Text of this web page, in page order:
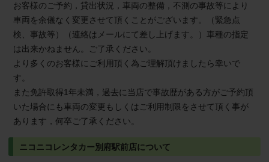
お客様のご予約，貸出状況，車両の整備，不測の事故等により
車両を余儀なく変更させて頂くことがございます。（緊急点
検、事故等）（連絡はメールにて差し上げます。）車種の指定
は出来かねません。ご了承ください。
より多くのお客様にご利用頂く為ご理解頂けましたら幸いで
す。
また免許取得1年未満，過去に当店で事故歴がある方がご予約頂
いた場合にも車両の変更もしくはご利用制限をさせて頂く事が
あります，何卒ご了承ください。
ニコニコレンタカー別府駅前店について